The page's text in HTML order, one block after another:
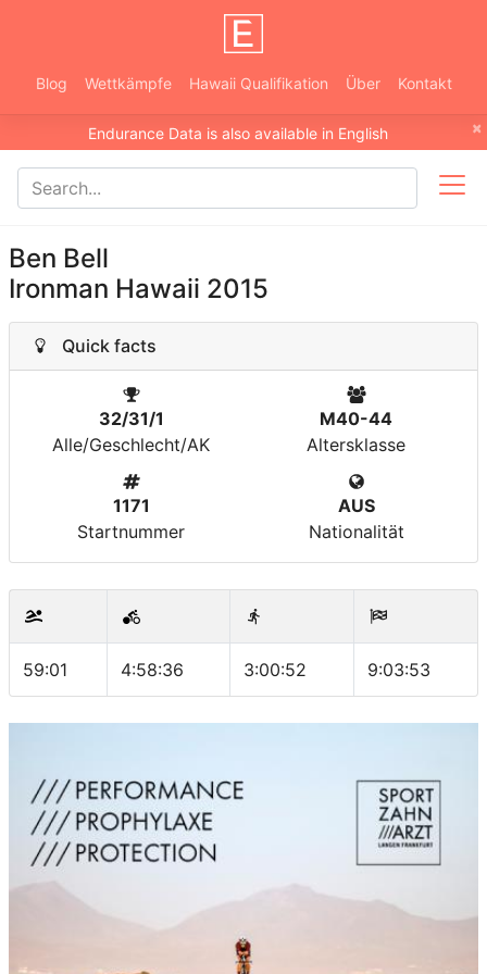
Blog Wettkämpfe Hawaii Qualifikation Über Kontakt
×
Endurance Data is also available in English
Ben Bell
Ironman Hawaii 2015
Quick facts
32/31/1
Alle/Geschlecht/AK
M40-44
Altersklasse
1171
Startnummer
AUS
Nationalität
59:01 4:58:36 3:00:52 9:03:53